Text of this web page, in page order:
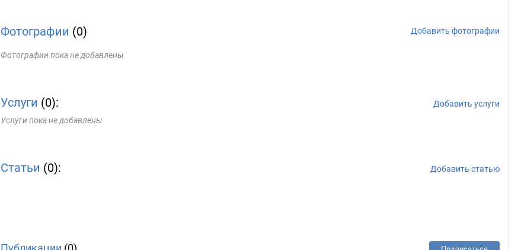
Фотографии (0) Добавить фотографии
Фотографии пока не добавлены
Услуги (0):
Добавить услуги
Услуги пока не добавлены
Статьи (0): Добавить статью